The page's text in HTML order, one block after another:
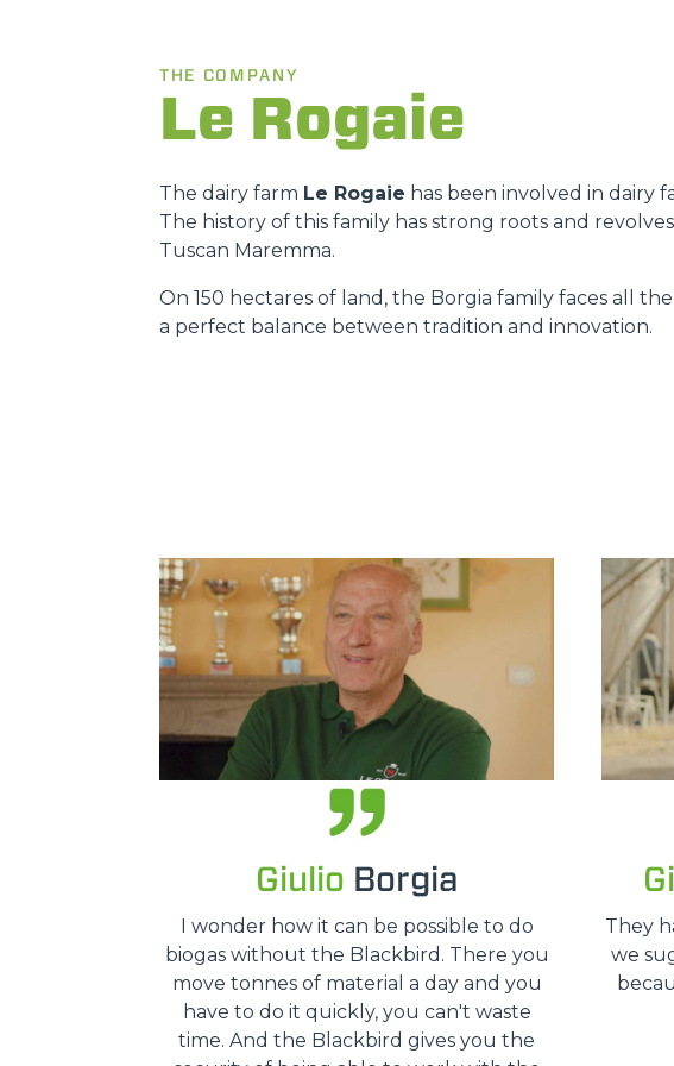
THE COMPANY
Le Rogaie
The dairy farm Le Rogaie has been involved in dairy
The history of this family has strong roots and
Tuscan Maremma.
On 150 hectares of land, the Borgia family faces all
a perfect balance between tradition and innovation.
Giulio Borgia
I wonder how it can be possible to do
biogas without the Blackbird. There you
move tonnes of material a day and you
have to do it quickly, you can't waste
time. And the Blackbird gives you the
They
we